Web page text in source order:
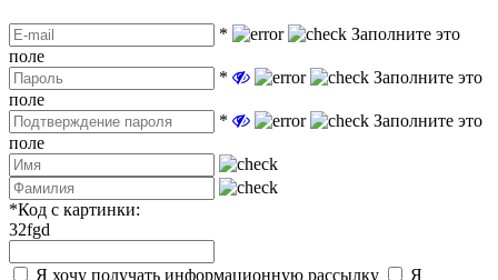
*
Заполните это
поле
*
Заполните это
поле
*
Заполните это
поле
*Код с картинки:
32fgd
Я хочу получать информационную рассылку
Я